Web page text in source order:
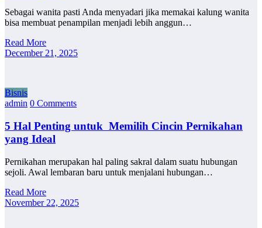
Sebagai wanita pasti Anda menyadari jika memakai kalung wanita
bisa membuat penampilan menjadi lebih anggun…
Read More
December 21, 2025
Bisnis
admin 0 Comments
5 Hal Penting untuk Memilih Cincin Pernikahan
yang Ideal
Pernikahan merupakan hal paling sakral dalam suatu hubungan
sejoli. Awal lembaran baru untuk menjalani hubungan…
Read More
November 22, 2025